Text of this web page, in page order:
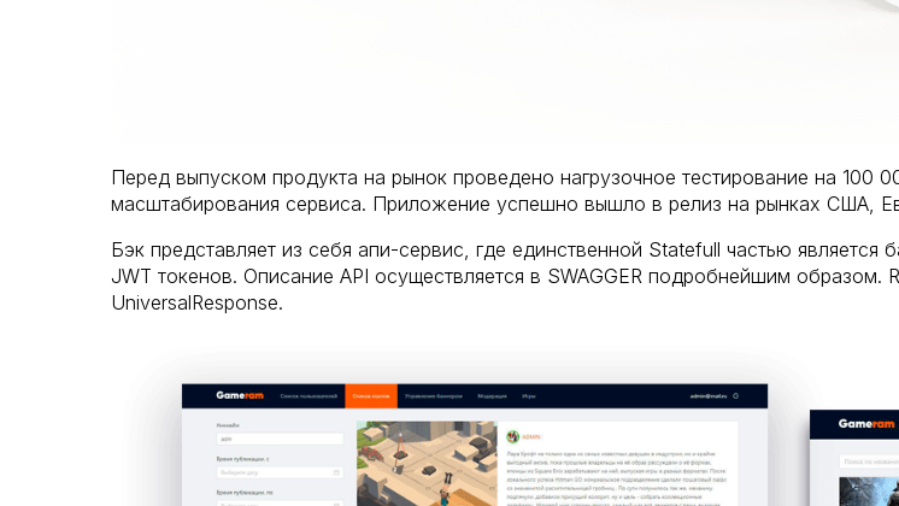
Перед выпуском продукта на рынок проведено нагрузочное тестирование на 100
масштабирования сервиса. Приложение успешно вышло в релиз на рынках США,
Бэк представляет из себя апи-сервис, где единственной Statefull частью
JWT токенов. Описание API осуществляется в SWAGGER подробнейшим образом.
UniversalResponse.